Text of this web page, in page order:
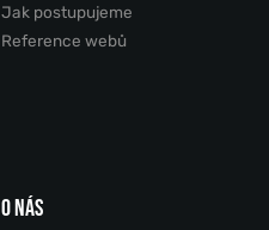
Jak postupujeme
Reference webů
O NÁS